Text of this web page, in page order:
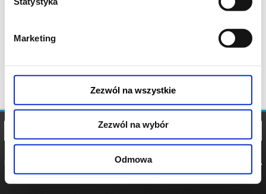
Marketing
Zezwól na wszystkie
Zezwól na wybór
Odmowa
POLITYKA
POLITYKA